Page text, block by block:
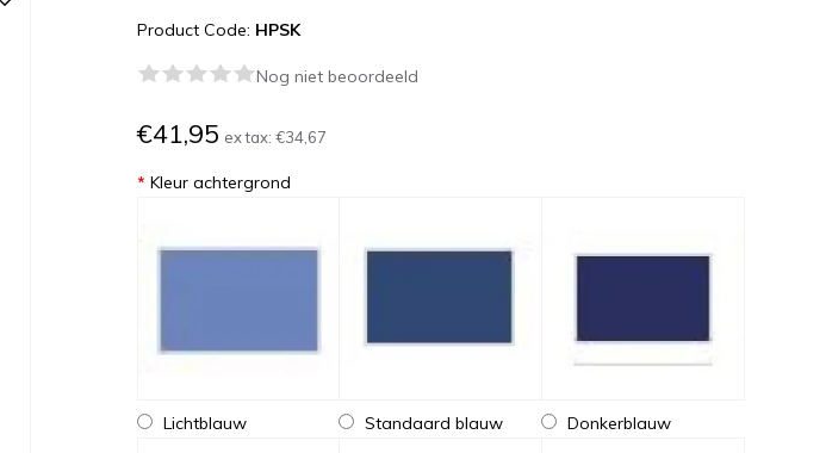
Product Code: HPSK
Nog niet beoordeeld
€41,95 ex tax:€34,67
* Kleur achtergrond
Lichtblauw Standaard blauw Donkerblauw